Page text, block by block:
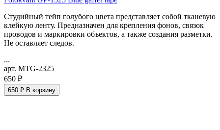
Студийный тейп голубого цвета представляет собой тканевую
клейкую ленту. Предназначен для крепления фонов, связок
проводов и маркировки объектов, а также создания разметки.
Не оставляет следов.
...
арт. MTG-2325
650 ₽
650 ₽ В корзину